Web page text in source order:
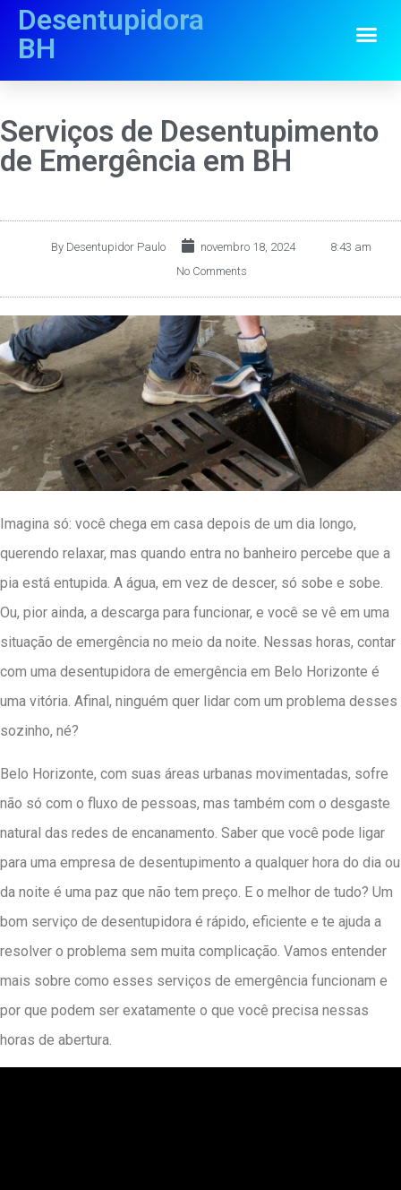
Desentupidora
BH
Serviços de Desentupimento
de Emergência em BH
By Desentupidor Paulo novembro 18, 2024
8:43 am
No Comments
Imagina só: você chega em casa depois de um dia longo,
querendo relaxar, mas quando entra no banheiro percebe que a
pia está entupida. A água, em vez de descer, só sobe e sobe.
Ou, pior ainda, a descarga para funcionar, e você se vê em uma
situação de emergência no meio da noite. Nessas horas, contar
com uma desentupidora de emergência em Belo Horizonte é
uma vitória. Afinal, ninguém quer lidar com um problema desses
sozinho, né?
Belo Horizonte, com suas áreas urbanas movimentadas, sofre
não só com o fluxo de pessoas, mas também com o desgaste
natural das redes de encanamento. Saber que você pode ligar
para uma empresa de desentupimento a qualquer hora do dia ou
da noite é uma paz que não tem preço. E o melhor de tudo? Um
bom serviço de desentupidora é rápido, eficiente e te ajuda a
resolver o problema sem muita complicação. Vamos entender
mais sobre como esses serviços de emergência funcionam e
por que podem ser exatamente o que você precisa nessas
horas de abertura.